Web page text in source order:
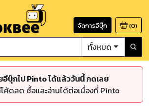
จัดการอีบุ๊ก (0)
ทั้งหมด
อีบุ๊กไป Pinto ได้แล้ววันนี้ กดเลย
ค้ดลด ซื้อและอ่านได้ต่อเนื่องที่ Pinto